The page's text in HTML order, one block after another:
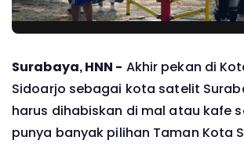
Surabaya, HNN - Akhir pekan di
Sidoarjo sebagai kota satelit
harus dihabiskan di mal atau kafe
punya banyak pilihan Taman Kota